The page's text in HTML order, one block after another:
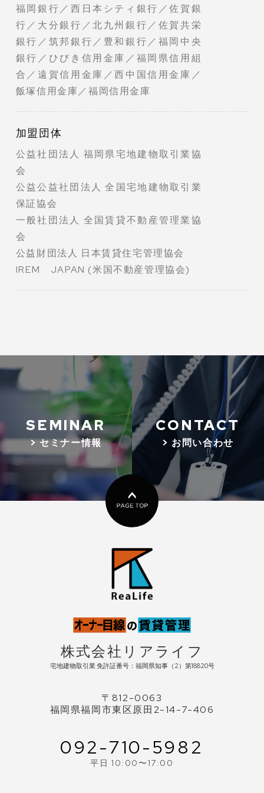
福岡銀行／西日本シティ銀行／佐賀銀
行／大分銀行／北九州銀行／佐賀共栄
銀行／筑邦銀行／豊和銀行／福岡中央
銀行／ひびき信用金庫／福岡県信用組
合／遠賀信用金庫／西中国信用金庫／
飯塚信用金庫／福岡信用金庫
加盟団体
公益社団法人 福岡県宅地建物取引業協
会
公益公益社団法人 全国宅地建物取引業
保証協会
一般社団法人 全国賃貸不動産管理業協
会
公益財団法人 日本賃貸住宅管理協会
IREM JAPAN (米国不動産管理協会)
SEMINAR
> セミナー情報
CONTACT
> お問い合わせ
株式会社リアライフ
宅地建物取引業 免許証番号：福岡県知事（2）第18820号
〒812-0063
福岡県福岡市東区原田2-14-7-406
092-710-5982
平日 10:00〜17:00